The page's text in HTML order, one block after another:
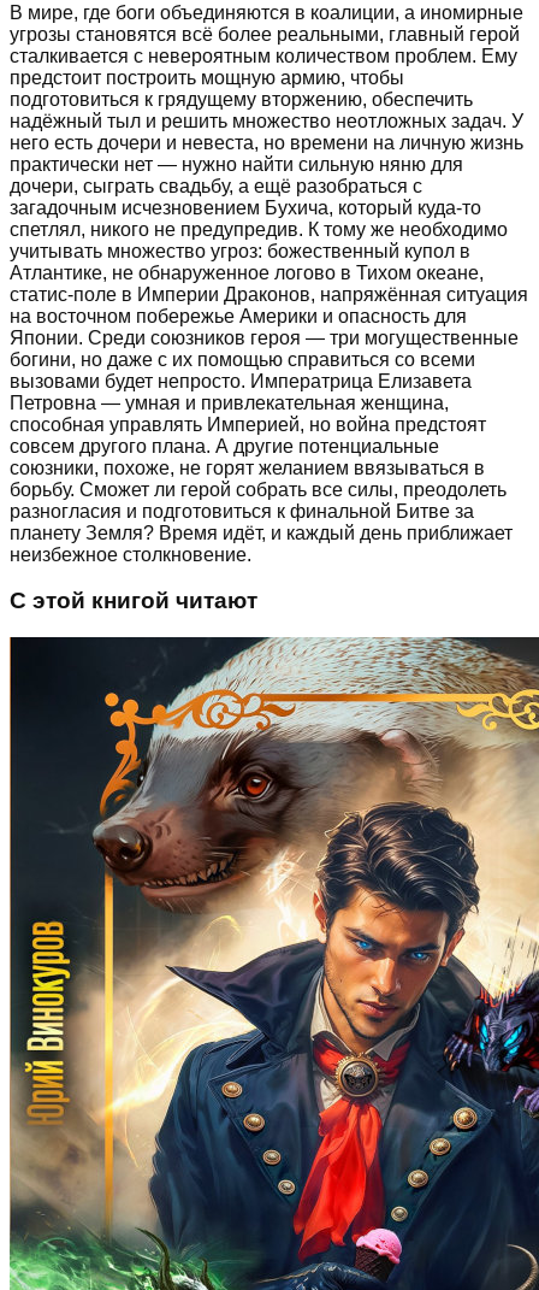
В мире, где боги объединяются в коалиции, а иномирные
угрозы становятся всё более реальными, главный герой
сталкивается с невероятным количеством проблем. Ему
предстоит построить мощную армию, чтобы
подготовиться к грядущему вторжению, обеспечить
надёжный тыл и решить множество неотложных задач. У
него есть дочери и невеста, но времени на личную жизнь
практически нет — нужно найти сильную няню для
дочери, сыграть свадьбу, а ещё разобраться с
загадочным исчезновением Бухича, который куда-то
спетлял, никого не предупредив. К тому же необходимо
учитывать множество угроз: божественный купол в
Атлантике, не обнаруженное логово в Тихом океане,
статис-поле в Империи Драконов, напряжённая ситуация
на восточном побережье Америки и опасность для
Японии. Среди союзников героя — три могущественные
богини, но даже с их помощью справиться со всеми
вызовами будет непросто. Императрица Елизавета
Петровна — умная и привлекательная женщина,
способная управлять Империей, но война предстоят
совсем другого плана. А другие потенциальные
союзники, похоже, не горят желанием ввязываться в
борьбу. Сможет ли герой собрать все силы, преодолеть
разногласия и подготовиться к финальной Битве за
планету Земля? Время идёт, и каждый день приближает
неизбежное столкновение.
С этой книгой читают